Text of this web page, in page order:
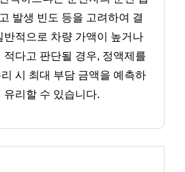
발생 빈도 등을 고려하여 결
반적으로 차량 가액이 높거나
적다고 판단될 경우, 정액제를
시 최대 부담 금액을 예측하
유리할 수 있습니다.